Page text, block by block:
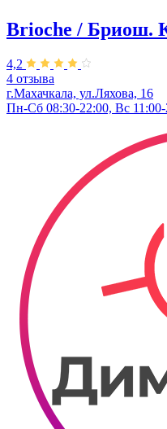
Brioche / Бриош.
4,2
4 отзыва
г.Махачкала, ул.Ляхова, 16
Пн-Сб 08:30-22:00, Вс 11:00-